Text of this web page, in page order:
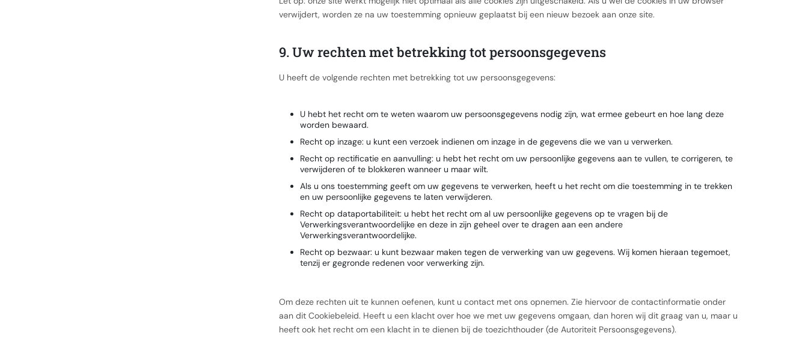
verwijdert, worden ze na uw toestemming opnieuw geplaatst bij een nieuw bezoek aan onze site.
9. Uw rechten met betrekking tot persoonsgegevens
U heeft de volgende rechten met betrekking tot uw persoonsgegevens:
U hebt het recht om te weten waarom uw persoonsgegevens nodig zijn, wat ermee gebeurt en hoe lang deze
worden bewaard.
Recht op inzage: u kunt een verzoek indienen om inzage in de gegevens die we van u verwerken.
Recht op rectificatie en aanvulling: u hebt het recht om uw persoonlijke gegevens aan te vullen, te corrigeren, te
verwijderen of te blokkeren wanneer u maar wilt.
Als u ons toestemming geeft om uw gegevens te verwerken, heeft u het recht om die toestemming in te trekken
en uw persoonlijke gegevens te laten verwijderen.
Recht op dataportabiliteit: u hebt het recht om al uw persoonlijke gegevens op te vragen bij de
Verwerkingsverantwoordelijke en deze in zijn geheel over te dragen aan een andere
Verwerkingsverantwoordelijke.
Recht op bezwaar: u kunt bezwaar maken tegen de verwerking van uw gegevens. Wij komen hieraan tegemoet,
tenzij er gegronde redenen voor verwerking zijn.
Om deze rechten uit te kunnen oefenen, kunt u contact met ons opnemen. Zie hiervoor de contactinformatie onder
aan dit Cookiebeleid. Heeft u een klacht over hoe we met uw gegevens omgaan, dan horen wij dit graag van u, maar u
heeft ook het recht om een klacht in te dienen bij de toezichthouder (de Autoriteit Persoonsgegevens).